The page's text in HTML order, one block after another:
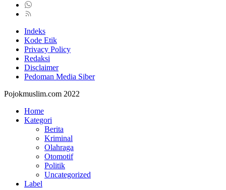
Indeks
Kode Etik
Privacy Policy
Redaksi
Disclaimer
Pedoman Media Siber
Pojokmuslim.com 2022
Home
Kategori
Berita
Kriminal
Olahraga
Otomotif
Politik
Uncategorized
Label